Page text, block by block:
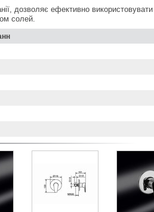
дозволяє ефективно
солей.